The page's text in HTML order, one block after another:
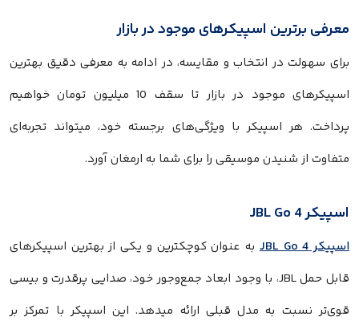
اسپیکرهای موجود در بازار
در انتخاب و مقایسه، در ادامه به معرفی دقیق بهترین
اسپیکرهای موجود در بازار تا سقف 10 میلیون تومان خواهیم
اسپیکر با ویژگی‌های برجسته خود، میتواند تجربه‌ای
موسیقی را برای شما به ارمغان آورد.
به عنوان کوچکترین و یکی از بهترین اسپیکرهای
قابل حمل JBL، با وجود ابعاد جمع‌وجور خود، صدایی پرقدرت و بیسی
به مدل قبلی ارائه میدهد. این اسپیکر با تمرکز بر